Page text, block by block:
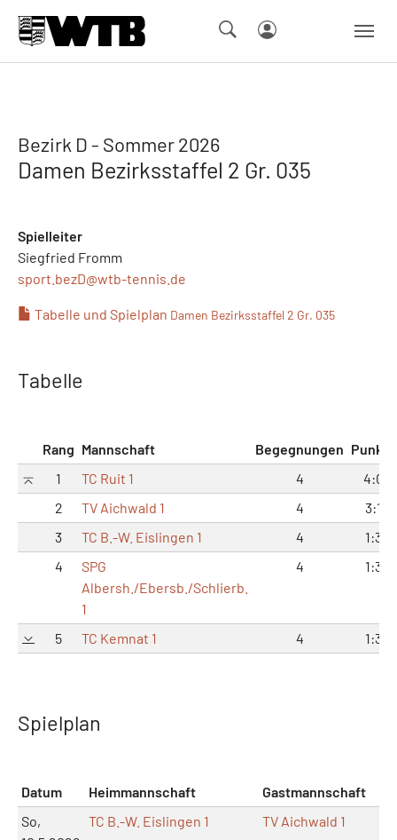
Bezirk D - Sommer 2026
Damen Bezirksstaffel 2 Gr. 035
Spielleiter
Siegfried Fromm
sport.bezD@wtb-tennis.de
Tabelle und Spielplan Damen Bezirksstaffel 2 Gr. 035
Tabelle
Rang Mannschaft Begegnungen Punkte
1
TC Ruit 1 4
4:0
2
TV Aichwald 1 4
3:1
3
TC B.-W. Eislingen 1 4
1:3
4
SPG
Albersh./Ebersb./Schlierb.
1
4 1:3
5 TC Kemnat 1 4 1:3
Spielplan
Datum Heimmannschaft
Gastmannschaft
So,
TC B.-W. Eislingen 1 TV Aichwald 1